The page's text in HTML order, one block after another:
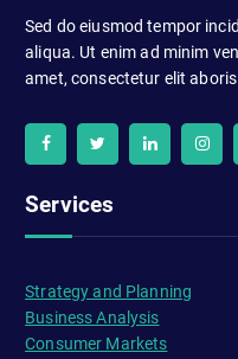
Sed do eiusmod tempor
aliqua. Ut enim ad minim
amet, consectetur elit
Services
Strategy and Planning
Business Analysis
Consumer Markets